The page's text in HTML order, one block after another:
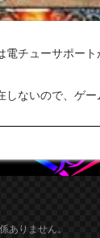
電チューサポー
ないので、ゲ
ありません。